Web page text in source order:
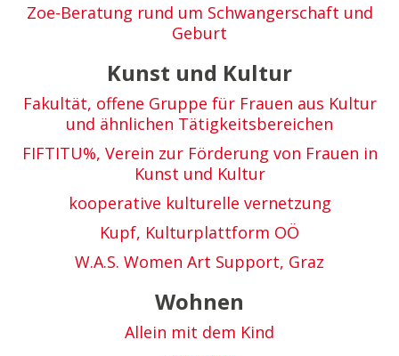
Zoe-Beratung rund um Schwangerschaft und
Geburt
Kunst und Kultur
Fakultät, offene Gruppe für Frauen aus Kultur
und ähnlichen Tätigkeitsbereichen
FIFTITU%, Verein zur Förderung von Frauen in
Kunst und Kultur
kooperative kulturelle vernetzung
Kupf, Kulturplattform OÖ
W.A.S. Women Art Support, Graz
Wohnen
Allein mit dem Kind